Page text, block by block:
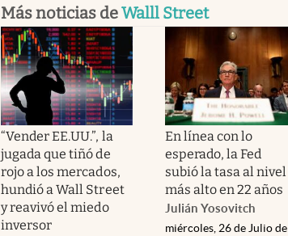
Más noticias deWalll Street
“Vender EE.UU.”, la
jugada que tiñó de
rojo a los mercados,
hundió a Wall Street
y reavivó el miedo
inversor
En línea con lo
esperado, la Fed
subió la tasa al nivel
más alto en 22 años
Julián Yosovitch
miércoles, 26 de Julio de